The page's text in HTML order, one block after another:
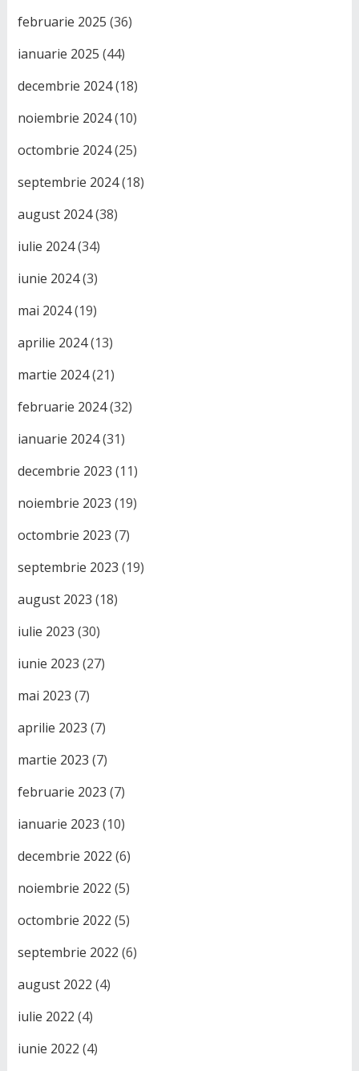
februarie 2025 (36)
ianuarie 2025 (44)
decembrie 2024(18)
noiembrie 2024(10)
octombrie 2024(25)
septembrie 2024(18)
august 2024(38)
iulie 2024(34)
iunie 2024(3)
mai 2024(19)
aprilie 2024(13)
martie 2024(21)
februarie 2024(32)
ianuarie 2024(31)
decembrie 2023 (11)
noiembrie 2023 (19)
octombrie 2023 (7)
septembrie 2023 (19)
august 2023 (18)
iulie 2023 (30)
iunie 2023 (27)
mai 2023 (7)
aprilie 2023 (7)
martie 2023 (7)
februarie 2023 (7)
ianuarie 2023 (10)
decembrie 2022 (6)
noiembrie 2022 (5)
octombrie 2022 (5)
septembrie 2022 (6)
august 2022 (4)
iulie 2022 (4)
iunie 2022 (4)